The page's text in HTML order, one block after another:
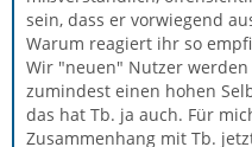
sein, dass er vorwiegend
Warum reagiert ihr so
Wir "neuen" Nutzer
zumindest einen hohen
das hat Tb. ja auch. Für
Zusammenhang mit Tb.